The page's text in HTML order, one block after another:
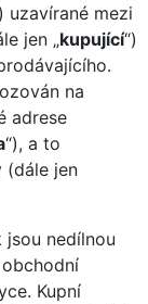
uzavírané mezi
jen „kupující“)
na
adrese
“), a to
(dále jen
nedílnou
Kupní